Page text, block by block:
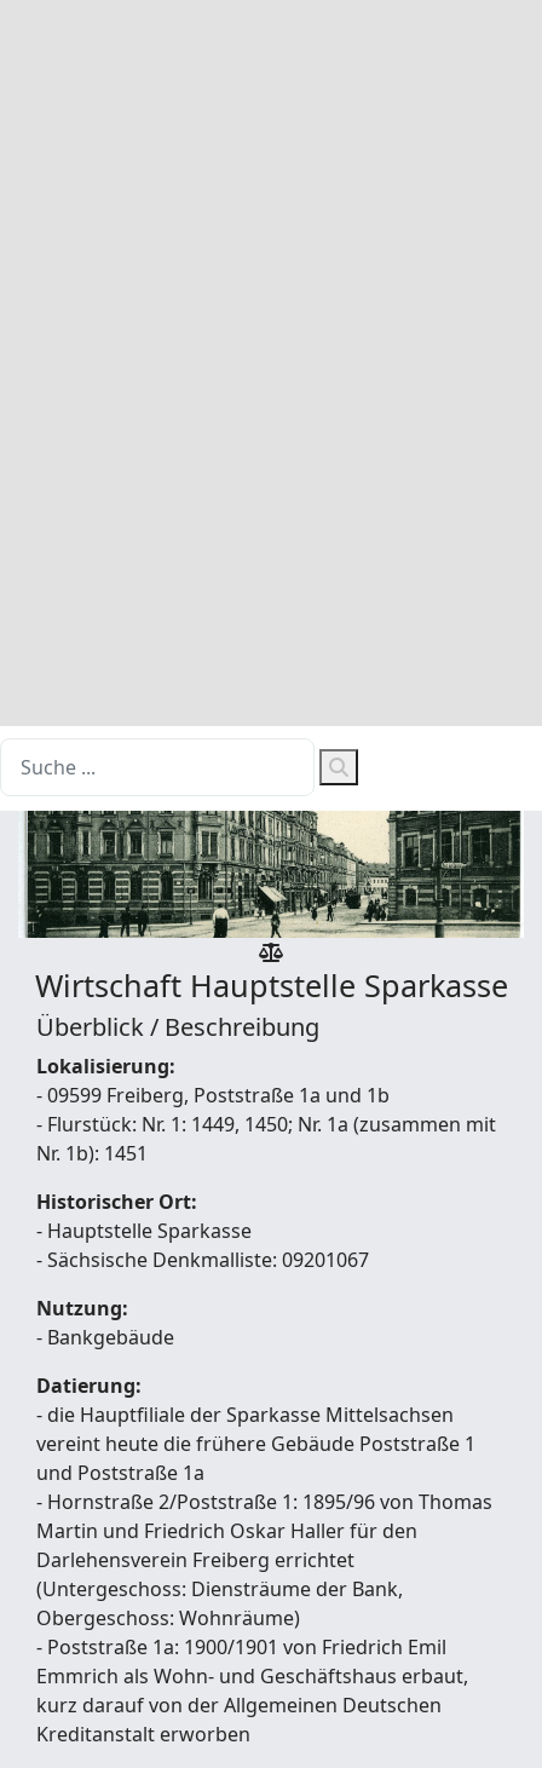
WirtschaftHauptstelle Sparkasse
Überblick / Beschreibung
Lokalisierung:
- 09599 Freiberg, Poststraße 1a und 1b
- Flurstück: Nr. 1: 1449, 1450; Nr. 1a (zusammen mit
Nr. 1b): 1451
Historischer Ort:
- Hauptstelle Sparkasse
- Sächsische Denkmalliste: 09201067
Nutzung:
- Bankgebäude
Datierung:
- die Hauptfiliale der Sparkasse Mittelsachsen
vereint heute die frühere Gebäude Poststraße 1
und Poststraße 1a
- Hornstraße 2/Poststraße 1: 1895/96 von Thomas
Martin und Friedrich Oskar Haller für den
Darlehensverein Freiberg errichtet
(Untergeschoss: Diensträume der Bank,
Obergeschoss: Wohnräume)
- Poststraße 1a: 1900/1901 von Friedrich Emil
Emmrich als Wohn- und Geschäftshaus erbaut,
kurz darauf von der Allgemeinen Deutschen
Kreditanstalt erworben